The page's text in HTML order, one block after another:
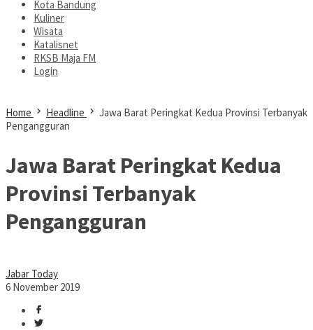
Kota Bandung
Kuliner
Wisata
Katalisnet
RKSB Maja FM
Login
Home Headline
Jawa Barat Peringkat Kedua Provinsi Terbanyak
Pengangguran
Jawa Barat Peringkat Kedua
Provinsi Terbanyak
Pengangguran
Jabar Today
6 November 2019